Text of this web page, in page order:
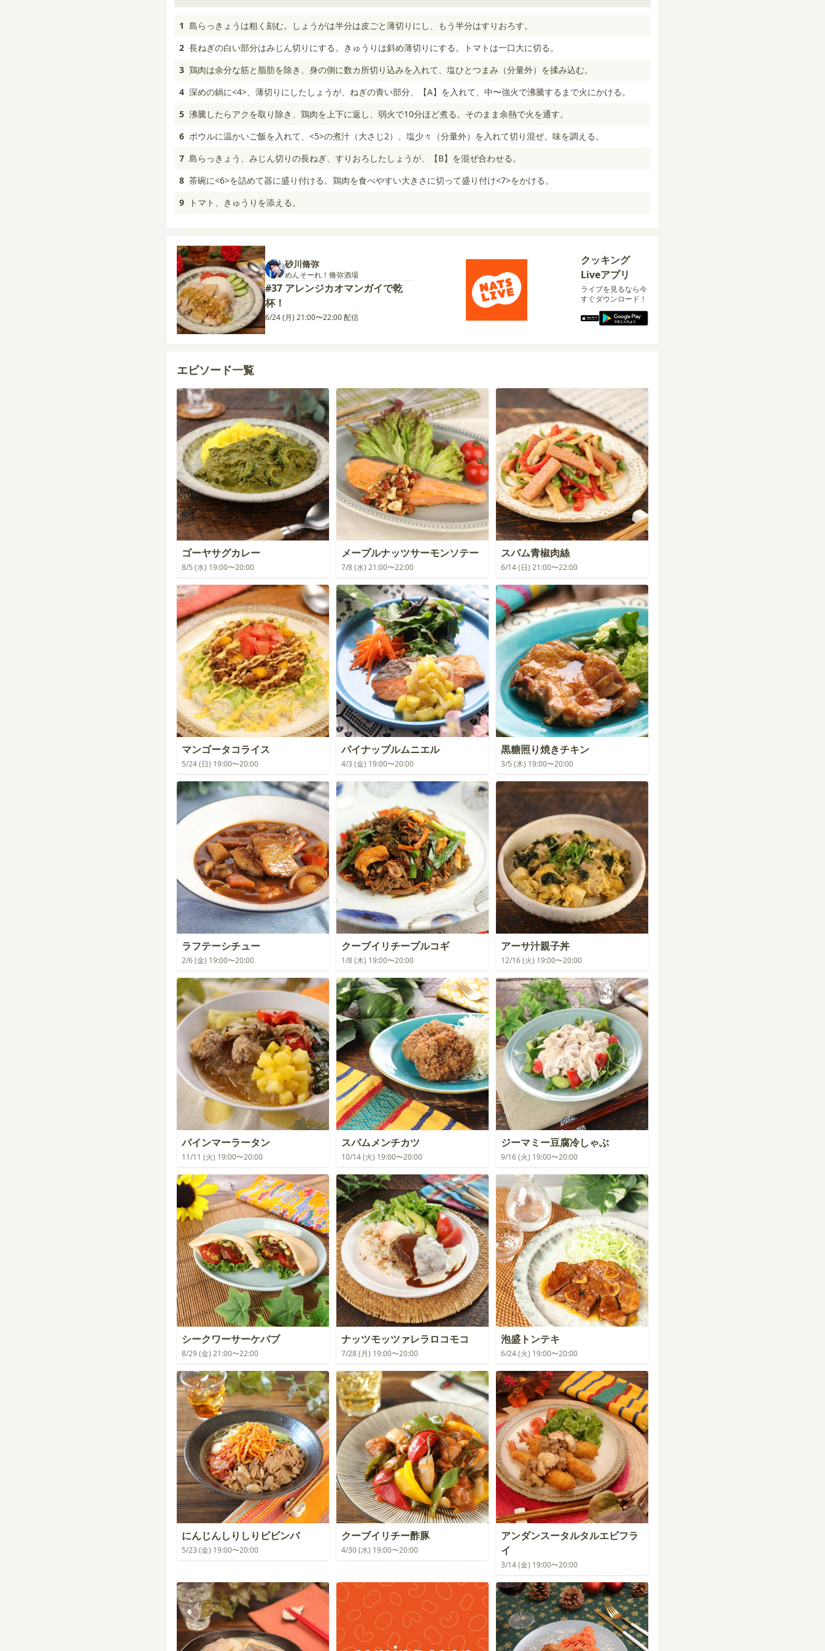
1 島らっきょうは粗く刻む。しょうがは半分は皮ごと薄切りにし、もう半分はすりおろす。
2 長ねぎの白い部分はみじん切りにする。きゅうりは斜め薄切りにする。トマトは一口大に切る。
3 鶏肉は余分な筋と脂肪を除き、身の側に数カ所切り込みを入れて、塩ひとつまみ（分量外）を揉み込む。
4 深めの鍋に<4>、薄切りにしたしょうが、ねぎの青い部分、【A】を入れて、中〜強火で沸騰するまで火にかける。
5 沸騰したらアクを取り除き、鶏肉を上下に返し、弱火で10分ほど煮る。そのまま余熱で火を通す。
6 ボウルに温かいご飯を入れて、<5>の煮汁（大さじ2）、塩少々（分量外）を入れて切り混ぜ、味を調える。
7 島らっきょう、みじん切りの長ねぎ、すりおろしたしょうが、【B】を混ぜ合わせる。
8 茶碗に<6>を詰めて器に盛り付ける。鶏肉を食べやすい大きさに切って盛り付け<7>をかける。
9
トマト、きゅうりを添える。
砂川脩弥
めんそーれ！脩弥酒場
#37 アレンジカオマンガイで乾
杯！
6/24 (月) 21:00〜22:00 配信
クッキング
Liveアプリ
ライブを見るなら今
すぐダウンロード！
エピソード一覧
ゴーヤサグカレー
8/5 (水) 19:00〜20:00
メープルナッツサーモンソテー
7/8 (水) 21:00〜22:00
スパム青椒肉絲
6/14 (日) 21:00〜22:00
マンゴータコライス
5/24 (日) 19:00〜20:00
パイナップルムニエル
4/3 (金) 19:00〜20:00
黒糖照り焼きチキン
3/5 (木) 19:00〜20:00
ラフテーシチュー
2/6 (金) 19:00〜20:00
クーブイリチープルコギ
1/8 (木) 19:00〜20:00
アーサ汁親子丼
12/16 (火) 19:00〜20:00
パインマーラータン
11/11 (火) 19:00〜20:00
スパムメンチカツ
10/14 (火) 19:00〜20:00
ジーマミー豆腐冷しゃぶ
9/16 (火) 19:00〜20:00
シークワーサーケバブ
8/29 (金) 21:00〜22:00
ナッツモッツァレラロコモコ
7/28 (月) 19:00〜20:00
泡盛トンテキ
6/24 (火) 19:00〜20:00
にんじんしりしりビビンバ
5/23 (金) 19:00〜20:00
クーブイリチー酢豚
4/30 (水) 19:00〜20:00
アンダンスータルタルエビフラ
イ
3/14 (金) 19:00〜20:00